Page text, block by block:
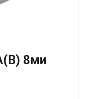
8ми